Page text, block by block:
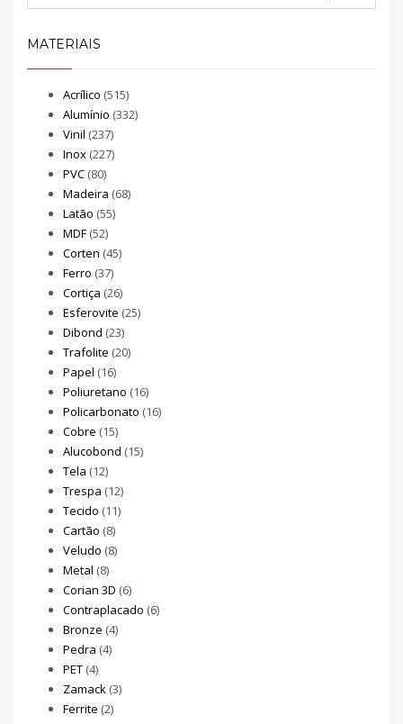
MATERIAIS
Acrílico (515)
Alumínio (332)
Vinil (237)
Inox (227)
PVC (80)
Madeira (68)
Latão (55)
MDF (52)
Corten (45)
Ferro (37)
Cortiça (26)
Esferovite (25)
Dibond (23)
Trafolite (20)
Papel (16)
Poliuretano (16)
Policarbonato (16)
Cobre (15)
Alucobond (15)
Tela (12)
Trespa (12)
Tecido (11)
Cartão (8)
Veludo (8)
Metal (8)
Corian 3D (6)
Contraplacado (6)
Bronze (4)
Pedra (4)
PET (4)
Zamack (3)
Ferrite (2)